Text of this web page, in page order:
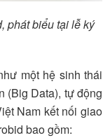
phát biểu tại lễ ký
một hệ sinh thái
(Big Data), tự động
Nam kết nối giao
bao gồm: